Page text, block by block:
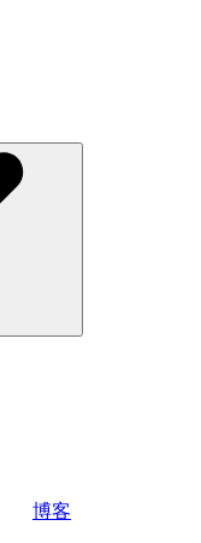
博客